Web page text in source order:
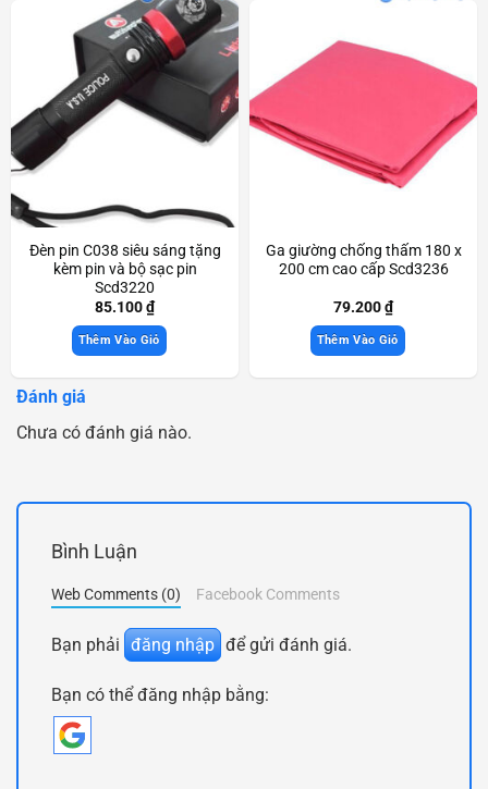
Đèn pin C038 siêu sáng tặng
kèm pin và bộ sạc pin
Scd3220
85.100₫
Thêm Vào Giỏ
Ga giường chống thấm 180 x
200 cm cao cấp Scd3236
79.200₫
Thêm Vào Giỏ
Đánh giá
Chưa có đánh giá nào.
Bình Luận
Web Comments (0) Facebook Comments
Bạn phải đăng nhập để gửi đánh giá.
Bạn có thể đăng nhập bằng: